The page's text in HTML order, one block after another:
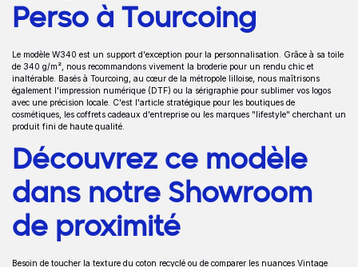
Perso à Tourcoing
Le modèle W340 est un support d'exception pour la personnalisation. Grâce à sa toile
de 340 g/m², nous recommandons vivement la broderie pour un rendu chic et
inaltérable. Basés à Tourcoing, au cœur de la métropole lilloise, nous maîtrisons
également l'impression numérique (DTF) ou la sérigraphie pour sublimer vos logos
avec une précision locale. C'est l'article stratégique pour les boutiques de
cosmétiques, les coffrets cadeaux d'entreprise ou les marques "lifestyle" cherchant un
produit fini de haute qualité.
Découvrez ce modèle
dans notre Showroom
de proximité
Besoin de toucher la texture du coton recyclé ou de comparer les nuances Vintage